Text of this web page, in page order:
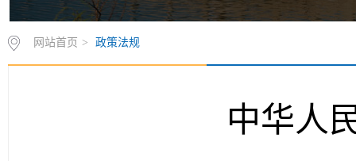
网站首页 > 政策法规
中华人